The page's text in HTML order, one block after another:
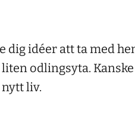
idéer att ta med
odlingsyta.
liv.